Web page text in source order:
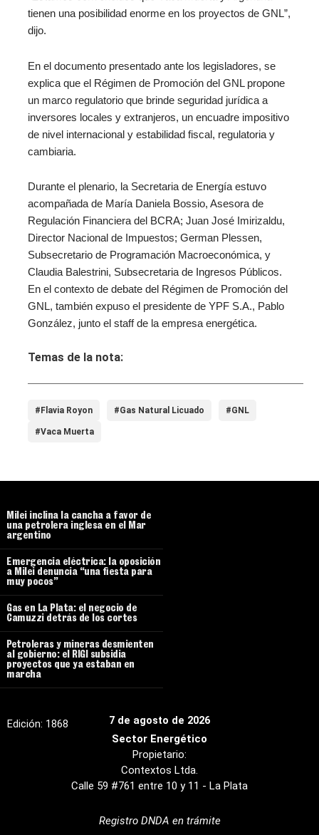
tienen una posibilidad enorme en los proyectos de GNL”,
dijo.
En el documento presentado ante los legisladores, se
explica que el Régimen de Promoción del GNL propone
un marco regulatorio que brinde seguridad jurídica a
inversores locales y extranjeros, un encuadre impositivo
de nivel internacional y estabilidad fiscal, regulatoria y
cambiaria.
Durante el plenario, la Secretaria de Energía estuvo
acompañada de María Daniela Bossio, Asesora de
Regulación Financiera del BCRA; Juan José Imirizaldu,
Director Nacional de Impuestos; German Plessen,
Subsecretario de Programación Macroeconómica, y
Claudia Balestrini, Subsecretaria de Ingresos Públicos.
En el contexto de debate del Régimen de Promoción del
GNL, también expuso el presidente de YPF S.A., Pablo
González, junto el staff de la empresa energética.
Temas de la nota:
#Flavia Royon #Gas Natural Licuado #GNL
#Vaca Muerta
7 de agosto de 2026
Edición: 1868
Sector Energético
Propietario:
Contextos Ltda.
Calle 59 #761 entre 10 y 11 - La Plata
Registro DNDA en trámite
Milei inclina la cancha a favor de
una petrolera inglesa en el Mar
argentino
Emergencia eléctrica: la oposición
a Milei denuncia “una fiesta para
muy pocos”
Gas en La Plata: el negocio de
Camuzzi detrás de los cortes
Petroleras y mineras desmienten
al gobierno: el RIGI subsidia
proyectos que ya estaban en
marcha